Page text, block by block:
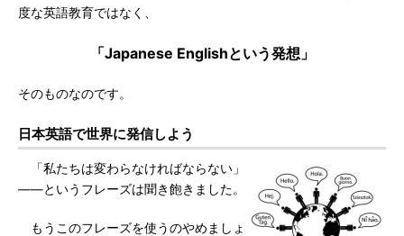
度な英語教育ではなく、
「Japanese Englishという発想」
そのものなのです。
日本英語で世界に発信しよう
「私たちは変わらなければならない」
――というフレーズは聞き飽きました。
もうこのフレーズを使うのやめましょ